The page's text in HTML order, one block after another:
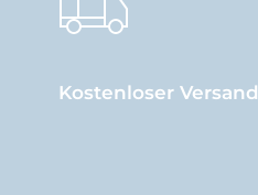
Kostenloser Versand